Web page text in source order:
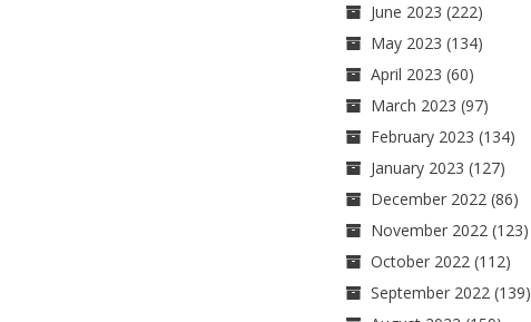
June 2023 (222)
May 2023 (134)
April 2023 (60)
March 2023 (97)
February 2023 (134)
January 2023 (127)
December 2022(86)
November 2022(123)
October 2022(112)
September 2022(139)